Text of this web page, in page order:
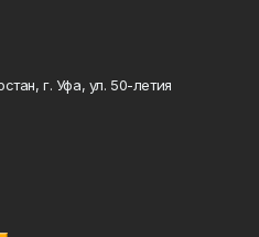
г. Уфа, ул. 50-летия